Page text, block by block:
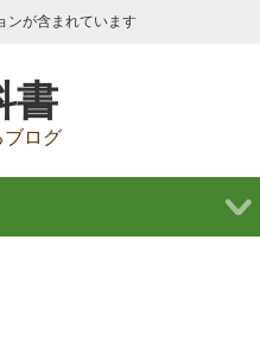
ンが含まれています
書
ブログ